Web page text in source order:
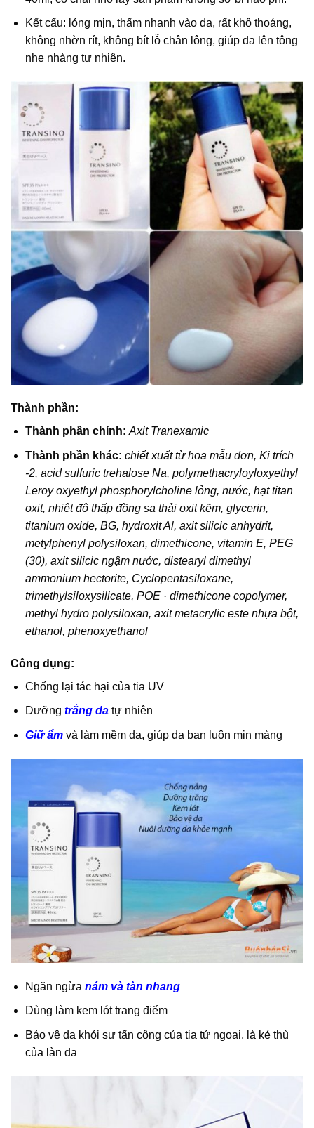
Kết cấu: lỏng mịn, thấm nhanh vào da, rất khô thoáng,
không nhờn rít, không bít lỗ chân lông, giúp da lên tông
nhẹ nhàng tự nhiên.
Thành phần:
Thành phần chính: Axit Tranexamic
Thành phần khác: chiết xuất từ hoa mẫu đơn, Ki trích
-2, acid sulfuric trehalose Na, polymethacryloyloxyethyl
Leroy oxyethyl phosphorylcholine lỏng, nước, hạt titan
oxit, nhiệt độ thấp đồng sa thải oxit kẽm, glycerin,
titanium oxide, BG, hydroxit Al, axit silicic anhydrit,
metylphenyl polysiloxan, dimethicone, vitamin E, PEG
(30), axit silicic ngậm nước, distearyl dimethyl
ammonium hectorite, Cyclopentasiloxane,
trimethylsiloxysilicate, POE · dimethicone copolymer,
methyl hydro polysiloxan, axit metacrylic este nhựa bột,
ethanol, phenoxyethanol
Công dụng:
Chống lại tác hại của tia UV
Dưỡng trắng datự nhiên
Giữ ẩm và làm mềm da, giúp da bạn luôn mịn màng
Ngăn ngừa nám và tàn nhang
Dùng làm kem lót trang điểm
Bảo vệ da khỏi sự tấn công của tia tử ngoại, là kẻ thù
của làn da